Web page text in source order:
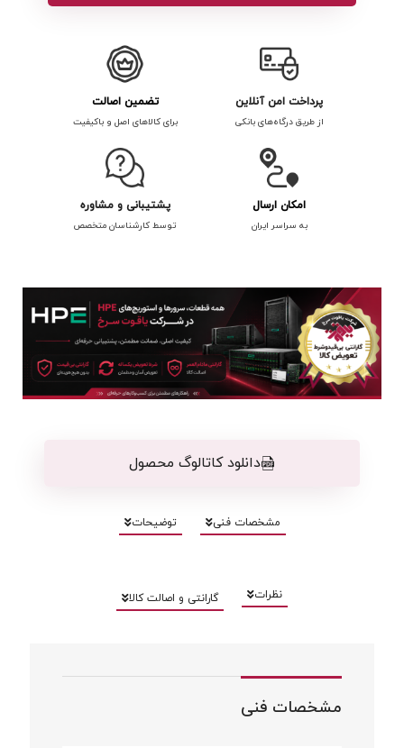
پرداخت امن آنلاین
از طریق درگاه‌های بانکی
تضمین اصالت
برای کالاهای اصل و باکیفیت
امکان ارسال
به سراسر ایران
پشتیبانی و مشاوره
توسط کارشناسان متخصص
دانلود کاتالوگ محصول
مشخصات فنی توضیحات
نظرات گارانتی و اصالت کالا
مشخصات فنی